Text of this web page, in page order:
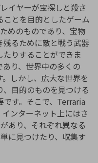
イヤーが宝探しと殺さ
とを目的としたゲーム
めのものであり、宝物
るために敵と戦う武器
りすることができま
り、世界中の多くの
しかし、広大な世界を
目的のものを見つける
す。そこで、Terraria
ンターネット上にはさ
あり、それぞれ異なる
に見つけたり、収集す